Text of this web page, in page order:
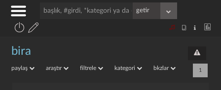
bira
paylaş araştır filtrele kategori bkzlar 1